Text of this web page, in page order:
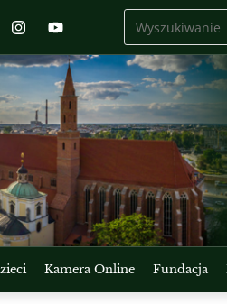
Kamera Online Fundacja